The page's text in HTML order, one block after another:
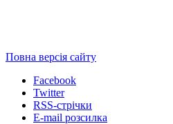
Повна версія сайту
Facebook
Twitter
RSS-стрічки
E-mail розсилка